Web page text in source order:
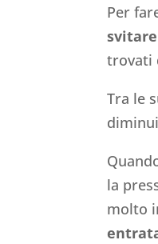
Per
trovati
Tra le
la
molto